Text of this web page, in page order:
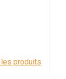
produits